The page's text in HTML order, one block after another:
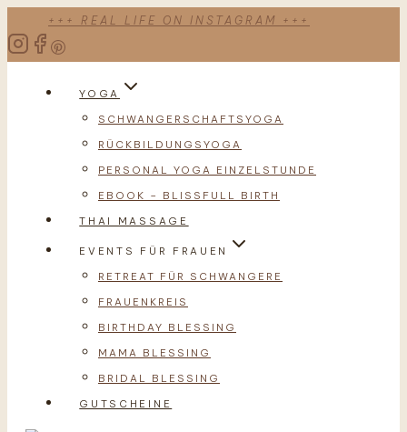
Inhalt
+++ REAL LIFE ON INSTAGRAM +++
YOGA
SCHWANGERSCHAFTSYOGA
RÜCKBILDUNGSYOGA
PERSONAL YOGA EINZELSTUNDE
EBOOK – BLISSFULL BIRTH
THAI MASSAGE
EVENTS FÜR FRAUEN
RETREAT FÜR SCHWANGERE
FRAUENKREIS
BIRTHDAY BLESSING
MAMA BLESSING
BRIDAL BLESSING
GUTSCHEINE